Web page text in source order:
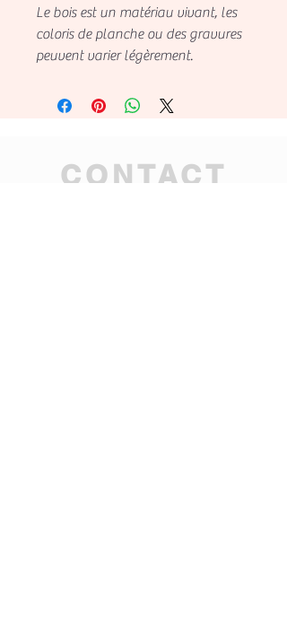
Le bois est un matériau vivant, les
coloris de planche ou des gravures
peuvent varier légèrement.
CONTACT